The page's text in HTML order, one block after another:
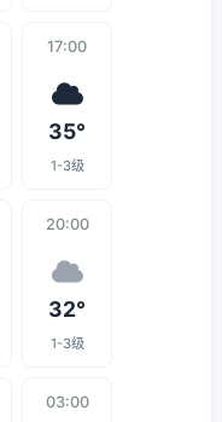
17:00
35°
1-3级
20:00
32°
1-3级
03:00